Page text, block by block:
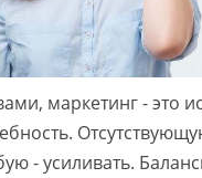
маркетинг - это
- усиливать.